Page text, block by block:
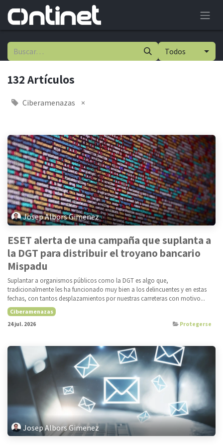
Todos
132 Artículos
Ciberamenazas ×
Josep Albors Gimenez
ESET alerta de una campaña que suplanta a
la DGT para distribuir el troyano bancario
Mispadu
Suplantar a organismos públicos como la DGT es algo que,
tradicionalmente les ha funcionado muy bien a los delincuentes y en estas
fechas, con tantos desplazamientos por nuestras carreteras con motivo...
Ciberamenazas
24 jul. 2026 Protegerse
Josep Albors Gimenez